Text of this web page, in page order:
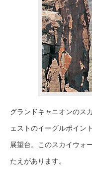
グランドキャニオンのス
ェストのイーグルポイン
展望台。このスカイウォ
たえがあります。